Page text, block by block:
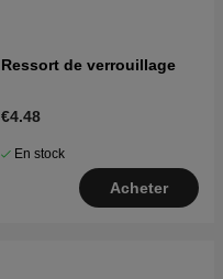
Ressort de verrouillage
€4.48
En stock
Acheter